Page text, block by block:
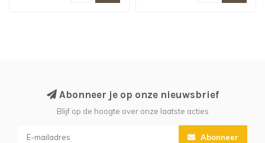
Abonneer je op onze nieuwsbrief
Blijf op de hoogte over onze laatste acties
Abonneer